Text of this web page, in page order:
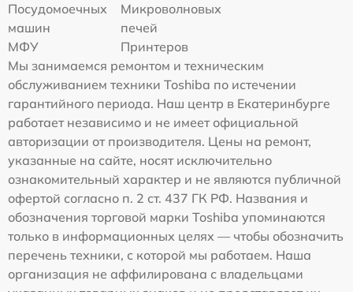
Посудомоечных
машин
Микроволновых
печей
МФУ
Принтеров
Мы занимаемся ремонтом и техническим
обслуживанием техники Toshiba по истечении
гарантийного периода. Наш центр в Екатеринбурге
работает независимо и не имеет официальной
авторизации от производителя. Цены на ремонт,
указанные на сайте, носят исключительно
ознакомительный характер и не являются публичной
офертой согласно п. 2 ст. 437 ГК РФ. Названия и
обозначения торговой марки Toshiba упоминаются
только в информационных целях — чтобы обозначить
перечень техники, с которой мы работаем. Наша
организация не аффилирована с владельцами